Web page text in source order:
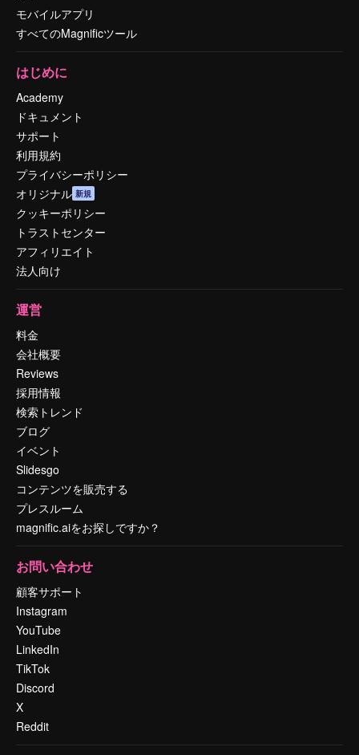
モバイルアプリ
すべてのMagnificツール
はじめに
Academy
ドキュメント
サポート
利用規約
プライバシーポリシー
オリジナル 新規
クッキーポリシー
トラストセンター
アフィリエイト
法人向け
運営
料金
会社概要
Reviews
採用情報
検索トレンド
ブログ
イベント
Slidesgo
コンテンツを販売する
プレスルーム
magnific.aiをお探しですか？
お問い合わせ
顧客サポート
Instagram
YouTube
LinkedIn
TikTok
Discord
X
Reddit